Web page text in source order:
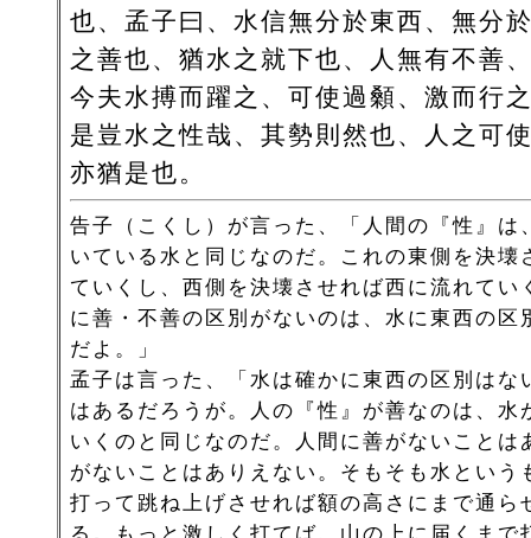
也、孟子曰、水信無分於東西、無分
之善也、猶水之就下也、人無有不善
今夫水搏而躍之、可使過顙、激而行
是豈水之性哉、其勢則然也、人之可
亦猶是也。
告子（こくし）が言った、「人間の『性』は
いている水と同じなのだ。これの東側を決壊
ていくし、西側を決壊させれば西に流れてい
に善・不善の区別がないのは、水に東西の区
だよ。」
孟子は言った、「水は確かに東西の区別はな
はあるだろうが。人の『性』が善なのは、水
いくのと同じなのだ。人間に善がないことは
がないことはありえない。そもそも水という
打って跳ね上げさせれば額の高さにまで通ら
る。もっと激しく打てば、山の上に届くまで